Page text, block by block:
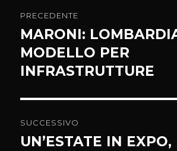
articoli
PRECEDENTE
Articolo
precedente:
MARONI:
MODELLO PER
INFRASTRUTTURE
SUCCESSIVO
Articolo
UN’ESTATE IN EXPO,